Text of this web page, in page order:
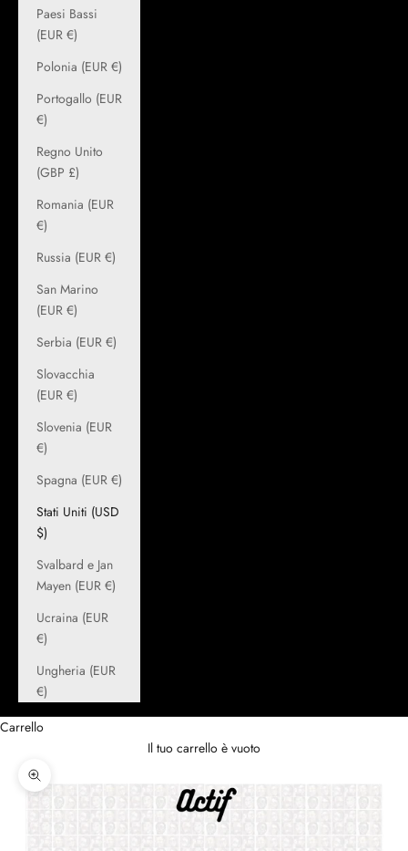
Paesi Bassi
(EUR €)
Polonia (EUR €)
Portogallo (EUR
€)
Regno Unito
(GBP £)
Romania (EUR
€)
Russia (EUR €)
San Marino
(EUR €)
Serbia (EUR €)
Slovacchia
(EUR €)
Slovenia (EUR
€)
Spagna (EUR €)
Stati Uniti (USD
$)
Svalbard e Jan
Mayen (EUR €)
Ucraina (EUR
€)
Ungheria (EUR
€)
Carrello
Il tuo carrello è vuoto
Ingrandisci immagine